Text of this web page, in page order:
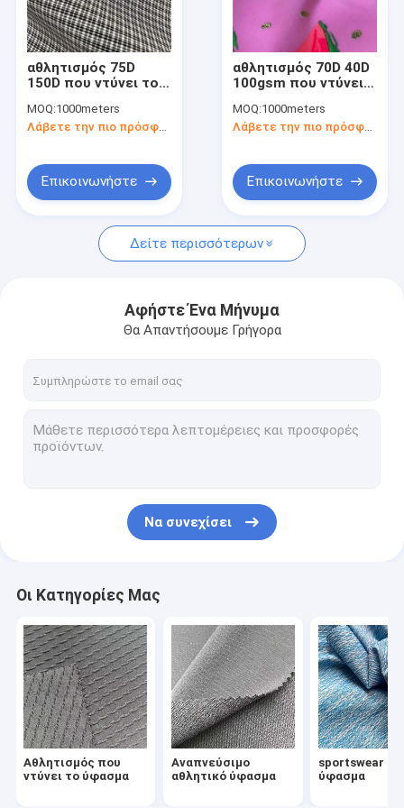
Γύρος εργοστασίων
Ποιοτικός έλεγχος
Ειδήσεις
Περιπτώσεις
Ζητήστε ένα απόσπασμα
Αναπνεύσιμο αθλητικό ύφασμα
sportswear υλικό ύφασμα
Ύφασμα διακοπτών αέρα
Ομοιόμορφο ύφασμα υφασμάτων
Τυπωμένο ύφασμα Microfiber
ανακυκλωμένο ύφασμα πολυεστέρα
τυπωμένο spandex ύφασμα
Εγχώρια υφαντικά υφάσματα
αθλητισμός 75D
150D που ντύνει το
MOQ:1000meters
Λάβετε την πιο πρόσφατη τιμή
Επικοινωνήστε
αθλητισμός 70D 40D
100gsm που ντύνει
MOQ:1000meters
Επικοινωνήστε
Δείτε περισσότερων
Αφήστε Ένα Μήνυμα
Θα Απαντήσουμε Γρήγορα
Να συνεχίσει
Οι Κατηγορίες Μας
Αθλητισμός που
ντύνει το ύφασμα
Αναπνεύσιμο
αθλητικό ύφασμα
sportswear
ύφασμα